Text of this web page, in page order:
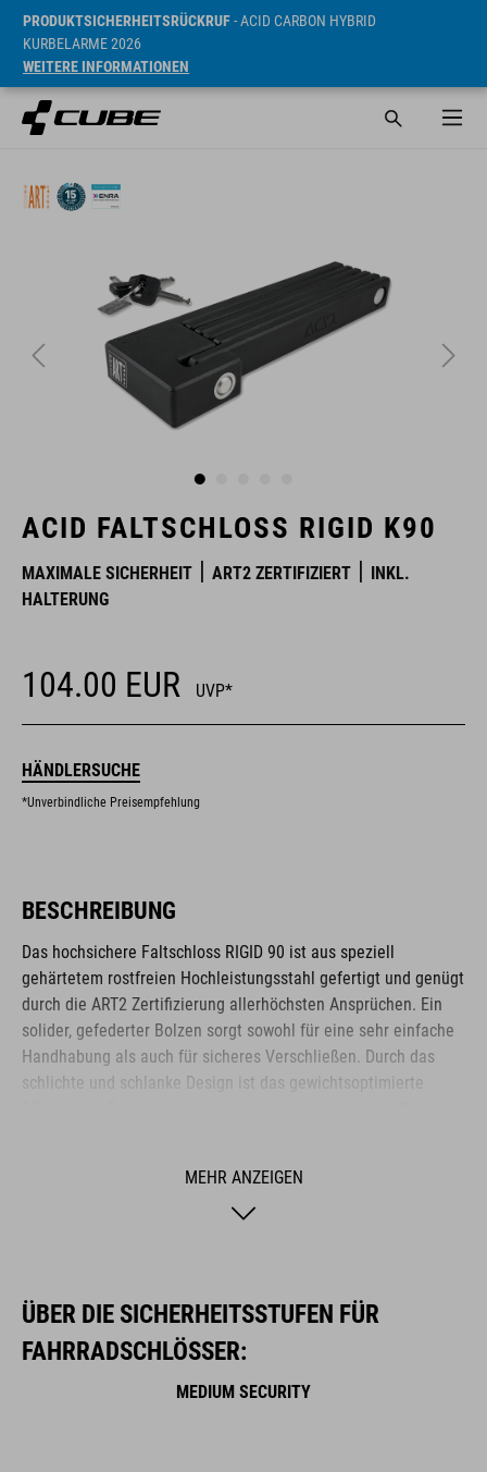
PRODUKTSICHERHEITSRÜCKRUF- ACID CARBON HYBRID
KURBELARME 2026
WEITERE INFORMATIONEN
ACID FALTSCHLOSS RIGID K90
MAXIMALE SICHERHEIT ART2 ZERTIFIZIERT
INKL.
HALTERUNG
104.00 EUR UVP*
HÄNDLERSUCHE
*Unverbindliche Preisempfehlung
BESCHREIBUNG
Das hochsichere Faltschloss RIGID 90 ist aus speziell
gehärtetem rostfreien Hochleistungsstahl gefertigt und genügt
durch die ART2 Zertifizierung allerhöchsten Ansprüchen. Ein
solider, gefederter Bolzen sorgt sowohl für eine sehr einfache
Handhabung als auch für sicheres Verschließen. Durch das
schlichte und schlanke Design ist das gewichtsoptimierte
oder mit rutschfesten Klettverschlüssen befestigen. Das
Schloss hält durch seine besonders hochwertigen Materialien
MARKE
MEHR ANZEIGEN
ÜBER DIE SICHERHEITSSTUFEN FÜR
FAHRRADSCHLÖSSER:
MEDIUM SECURITY